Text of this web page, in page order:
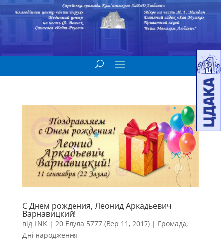
С Днем рождения, Леонид Аркадьевич
Варнавицкий!
від LNK | 20 Елула 5777 (Вер 11, 2017)| Громада,
Дні народження